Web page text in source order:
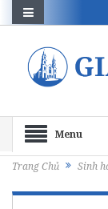
Menu
Trang Chủ Sinh